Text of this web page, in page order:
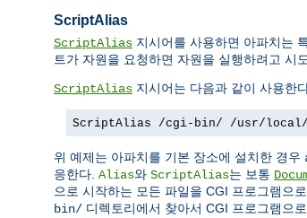
ScriptAlias
ScriptAlias 지시어를 사용하면 아파치는
트가 자원을 요청하면 자원을 실행하려고 시
ScriptAlias 지시어는 다음과 같이 사용한
ScriptAlias /cgi-bin/ /usr/local/
위 예제는 아파치를 기본 장소에 설치한 경우
응한다. Alias와 ScriptAlias는 보통
으로 시작하는 모든 파일을 CGI 프로그램으
bin/ 디렉토리에서 찾아서 CGI 프로그램으